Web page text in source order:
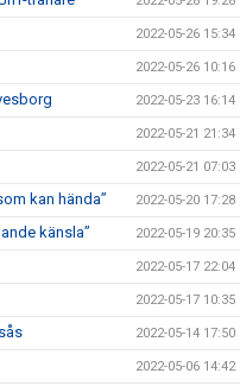
2022-05-26 15:34
2022-05-26 10:16
2022-05-23 16:14
2022-05-21 21:34
2022-05-21 07:03
kan hända” 2022-05-20 17:28
känsla” 2022-05-19 20:35
2022-05-17 22:04
2022-05-17 10:35
2022-05-14 17:50
2022-05-06 14:42